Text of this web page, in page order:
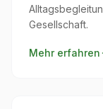
Gesellschaft.
Mehr erfahren